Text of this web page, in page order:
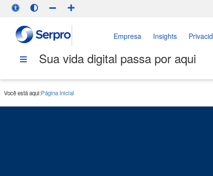
Empresa Insights
Sua vida digital passa por aqui
Você está aqui:Página Inicial